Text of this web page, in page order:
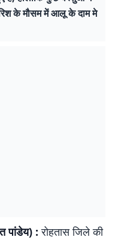
के मौसम में आलू के दाम मे
पांडेय) : रोहतास जिले की